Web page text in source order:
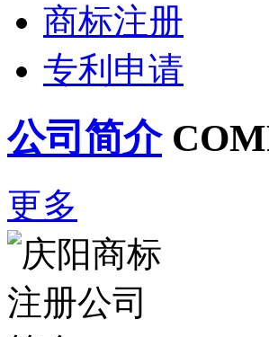
商标注册
专利申请
公司简介
更多